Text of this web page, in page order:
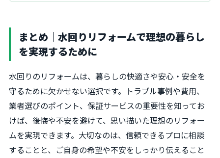
まとめ｜水回りリフォームで理想の暮らし
を実現するために
水回りのリフォームは、暮らしの快適さや安心・安全を
守るために欠かせない選択です。トラブル事例や費用、
業者選びのポイント、保証サービスの重要性を知ってお
けば、後悔や不安を避けて、思い描いた理想のリフォー
ムを実現できます。大切なのは、信頼できるプロに相談
することと、ご自身の希望や不安をしっかり伝えること